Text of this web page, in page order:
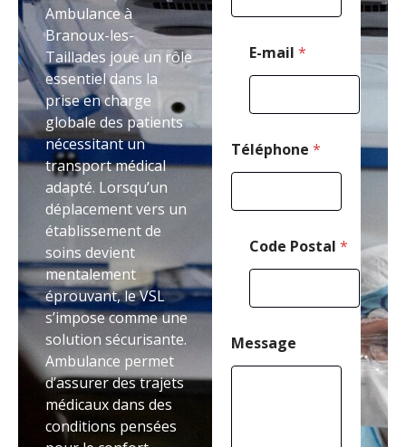
Ambulance à
Branoux-les-
Taillades joue un rôle
essentiel dans la
prise en charge
globale des patients
nécessitant un
transport médical
adapté. Lorsqu’un
déplacement vers un
établissement de
soins devient
mentalement
éprouvant, le VSL
s’impose comme une
solution sécurisante.
Ambulance permet
d’assurer des trajets
médicaux dans des
conditions pensées
E-mail *
i
l
l
C
o
Téléphone *
Code Postal *
Message